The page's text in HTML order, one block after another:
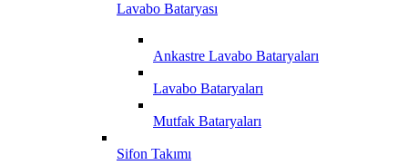
Lavabo Bataryası
Ankastre Lavabo Bataryaları
Lavabo Bataryaları
Mutfak Bataryaları
Sifon Takımı